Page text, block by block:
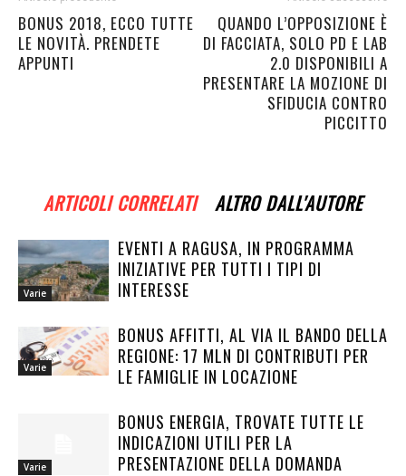
BONUS 2018, ECCO TUTTE
LE NOVITÀ. PRENDETE
APPUNTI
QUANDO L’OPPOSIZIONE È
DI FACCIATA, SOLO PD E LAB
2.0 DISPONIBILI A
PRESENTARE LA MOZIONE DI
SFIDUCIA CONTRO
PICCITTO
ARTICOLI CORRELATI ALTRO DALL'AUTORE
Varie
EVENTI A RAGUSA, IN PROGRAMMA
INIZIATIVE PER TUTTI I TIPI DI
INTERESSE
Varie
BONUS AFFITTI, AL VIA IL BANDO DELLA
REGIONE: 17 MLN DI CONTRIBUTI PER
LE FAMIGLIE IN LOCAZIONE
Varie
BONUS ENERGIA, TROVATE TUTTE LE
INDICAZIONI UTILI PER LA
PRESENTAZIONE DELLA DOMANDA